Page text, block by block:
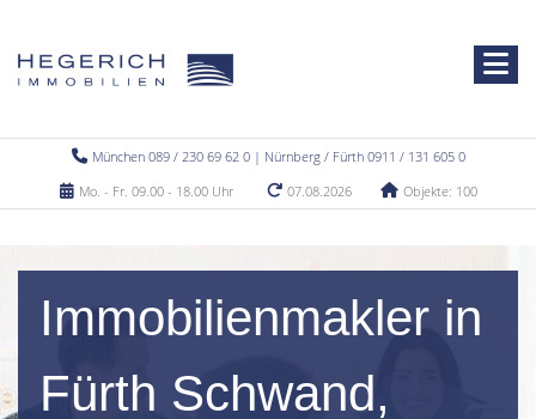
München 089 / 230 69 62 0 | Nürnberg / Fürth 0911 / 131 605 0
Mo. - Fr. 09.00 - 18.00 Uhr
07.08.2026 Objekte: 100
Immobilienmakler in
Fürth Schwand,